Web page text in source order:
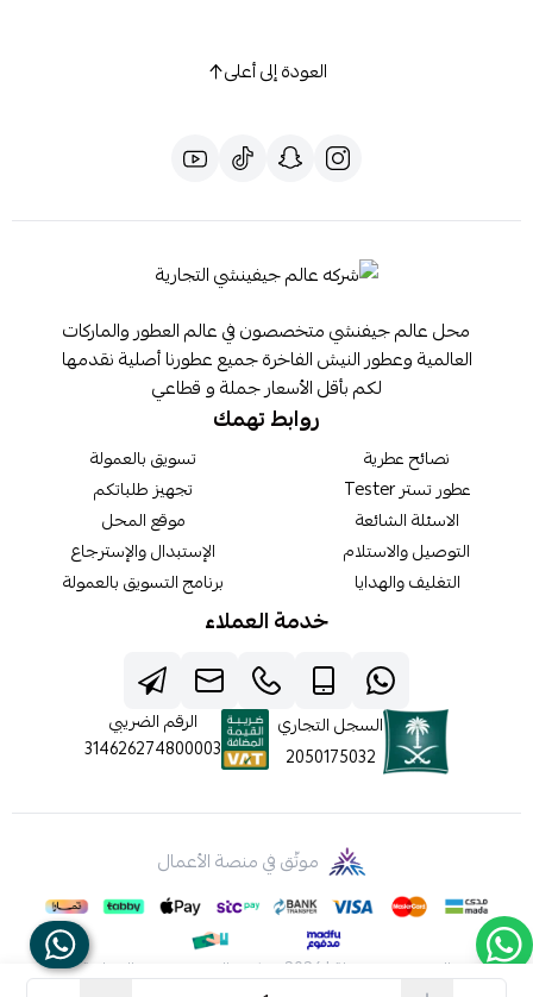
العودة إلى أعلى
محل عالم جيفنشي متخصصون في عالم العطور والماركات
العالمية وعطور النيش الفاخرة جميع عطورنا أصلية نقدمها
لكم بأقل الأسعار جملة و قطاعي
روابط تهمك
نصائح عطرية
عطور تستر Tester
الاسئلة الشائعة
التوصيل والاستلام
التغليف والهدايا
تسويق بالعمولة
تجهيز طلباتكم
موقع المحل
الإستبدال والإسترجاع
برنامج التسويق بالعمولة
خدمة العملاء
السجل التجاري
2050175032
الرقم الضريبي
314626274800003
موثّق في منصة الأعمال
الحقوق محفوظة | 2026 شركه عالم جيفينشي التجارية